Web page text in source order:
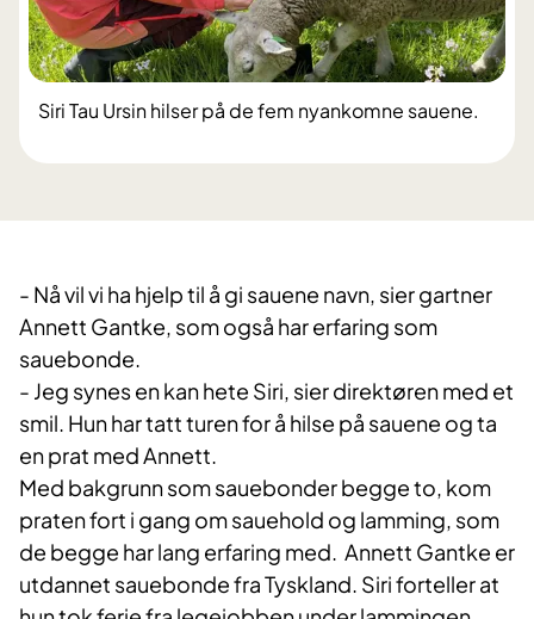
Siri Tau Ursin hilser på de fem nyankomne sauene.
- Nå vil vi ha hjelp til å gi sauene navn, sier gartner
Annett Gantke, som også har erfaring som
sauebonde.
- Jeg synes en kan hete Siri, sier direktøren med et
smil. Hun har tatt turen for å hilse på sauene og ta
en prat med Annett.
Med bakgrunn som sauebonder begge to, kom
praten fort i gang om sauehold og lamming, som
de begge har lang erfaring med. Annett Gantke er
utdannet sauebonde fra Tyskland. Siri forteller at